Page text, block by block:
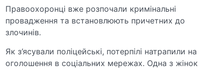
Правоохоронці вже розпочали кримінальні
провадження та встановлюють причетних до
злочинів.
Як з’ясували поліцейські, потерпілі натрапили на
оголошення в соціальних мережах. Одна з жінок